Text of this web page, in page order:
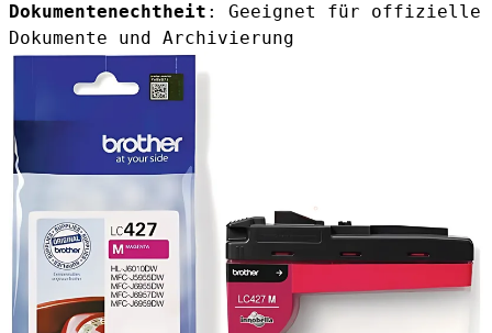
Dokumentenechtheit : Geeignet für offizielle
Dokumente und Archivierung